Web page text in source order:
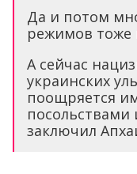
Да и потом
режимов тоже
А сейчас
украинских
поощряется
посольствами
заключил